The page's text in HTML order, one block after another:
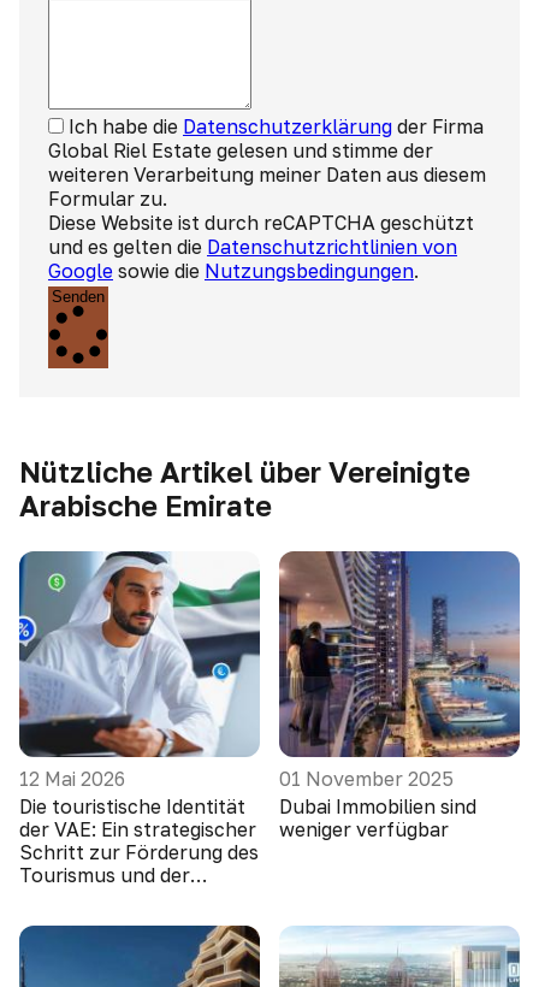
Ich habe die Datenschutzerklärung der Firma
Global Riel Estate gelesen und stimme der
weiteren Verarbeitung meiner Daten aus diesem
Formular zu.
Diese Website ist durch reCAPTCHA geschützt
und es gelten die Datenschutzrichtlinien von
Google sowie die Nutzungsbedingungen.
Senden
Nützliche Artikel über Vereinigte
Arabische Emirate
12 Mai 2026
Die touristische Identität
der VAE: Ein strategischer
Schritt zur Förderung des
Tourismus und der
01 November 2025
Dubai Immobilien sind
weniger verfügbar